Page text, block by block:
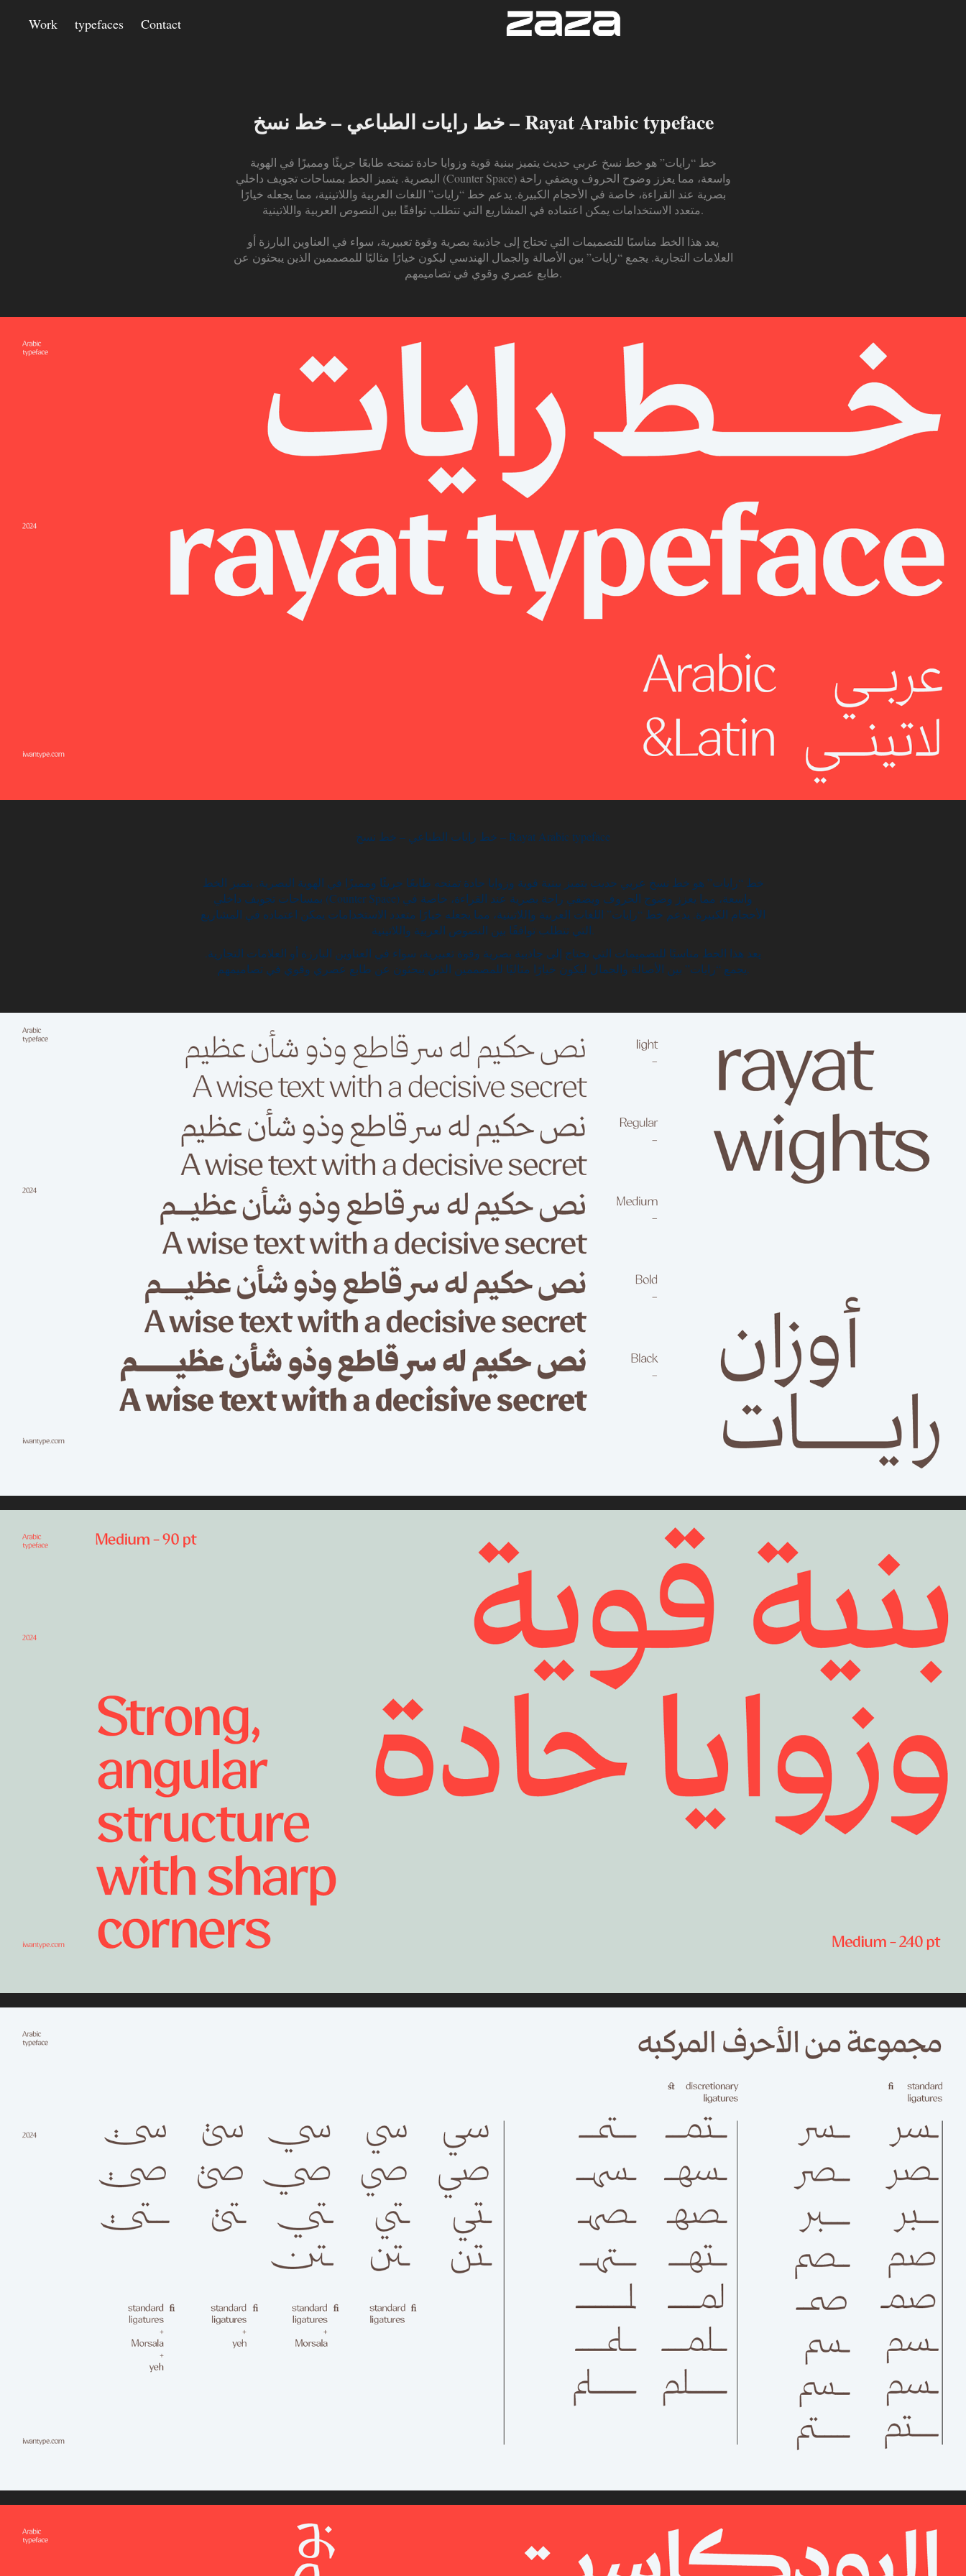
Work typefaces Contact
خط رايات الطباعي – خط نسخ – Rayat Arabic typeface
خط “رايات” هو خط نسخ عربي حديث يتميز ببنية قوية وزوايا حادة تمنحه طابعًا جريئًا ومميزًا في الهوية
البصرية. يتميز الخط بمساحات تجويف داخلي (Counter Space) واسعة، مما يعزز وضوح الحروف ويضفي راحة
بصرية عند القراءة، خاصة في الأحجام الكبيرة. يدعم خط “رايات” اللغات العربية واللاتينية، مما يجعله خيارًا
متعدد الاستخدامات يمكن اعتماده في المشاريع التي تتطلب توافقًا بين النصوص العربية واللاتينية.
يعد هذا الخط مناسبًا للتصميمات التي تحتاج إلى جاذبية بصرية وقوة تعبيرية، سواء في العناوين البارزة أو
العلامات التجارية. يجمع “رايات” بين الأصالة والجمال الهندسي ليكون خيارًا مثاليًا للمصممين الذين يبحثون عن
طابع عصري وقوي في تصاميمهم.
خط رايات الطباعي – خط نسخ – Rayat Arabic typeface
خط “رايات” هو خط نسخ عربي حديث يتميز ببنية قوية وزوايا حادة تمنحه طابعًا جريئًا ومميزًا في الهوية البصرية. يتميز الخط
بمساحات تجويف داخلي (Counter Space) واسعة، مما يعزز وضوح الحروف ويضفي راحة بصرية عند القراءة، خاصة في
الأحجام الكبيرة. يدعم خط “رايات” اللغات العربية واللاتينية، مما يجعله خيارًا متعدد الاستخدامات يمكن اعتماده في المشاريع
يعد هذا الخط مناسبًا للتصميمات التي تحتاج إلى جاذبية بصرية وقوة تعبيرية، سواء في العناوين البارزة أو العلامات التجارية.